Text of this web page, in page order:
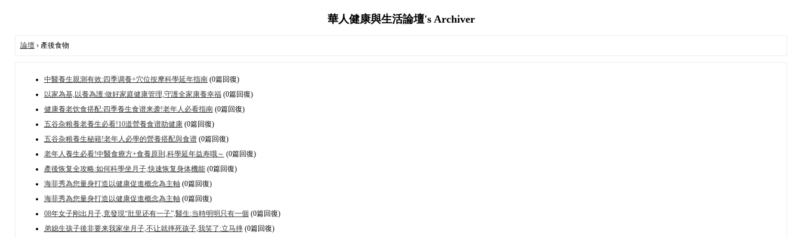
華人健康與生活論壇's Archiver
論壇› 產後食物
中醫養生親測有效:四季调養+穴位按摩科學延年指南(0篇回復)
以家為基,以養為護:做好家庭健康管理,守護全家康養幸福(0篇回復)
健康養老饮食搭配:四季養生食谱来袭!老年人必看指南(0篇回復)
五谷杂粮養老養生必看!10道營養食谱助健康(0篇回復)
五谷杂粮養生秘籍!老年人必學的營養搭配與食谱(0篇回復)
老年人養生必看!中醫食療方+食養原則,科學延年益寿哦～ (0篇回復)
產後恢复全攻略:如何科學坐月子,快速恢复身体機能(0篇回復)
海菲秀為您量身打造以健康促進概念為主軸 (0篇回復)
海菲秀為您量身打造以健康促進概念為主軸 (0篇回復)
08年女子刚出月子,竟發現“肚里还有一子”,醫生:当時明明只有一個 (0篇回復)
弟媳生孩子後非要来我家坐月子,不让就摔死孩子,我笑了:立马摔(0篇回復)